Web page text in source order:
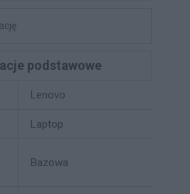
podstawowe
Lenovo
Laptop
Bazowa